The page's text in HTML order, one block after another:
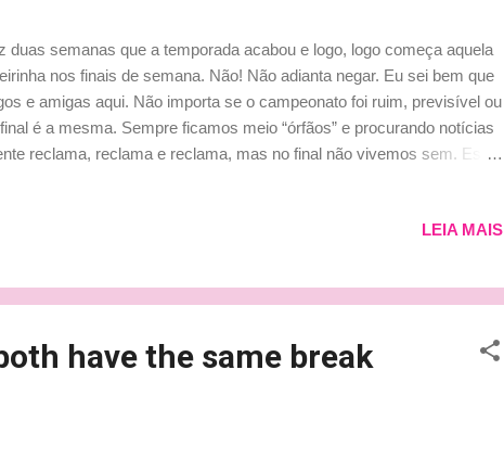
duas semanas que a temporada acabou e logo, logo começa aquela
nos finais de semana. Não! Não adianta negar. Eu sei bem que
e amigas aqui. Não importa se o campeonato foi ruim, previsível ou
é a mesma. Sempre ficamos meio “órfãos” e procurando notícias
reclama, reclama e reclama, mas no final não vivemos sem. Está
sede que desencava até Live Timing com a cronometragem dos
gosto é o início da temporada lááááá em março. A madrugada de
de vestir meias novas...
LEIA MAIS
have the same break